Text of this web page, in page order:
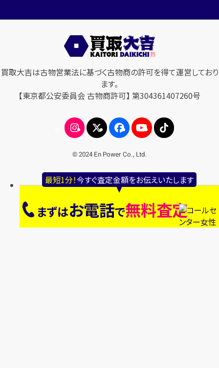
最短1分！今すぐ査定金額をお伝えいたします
まずはお電話で無料査定
買取大吉は古物営業法に基づく古物商の許可を得て運営しており
ます。
【東京都公安委員会 古物商許可】 第304361407260号
© 2024 En Power Co., Ltd.